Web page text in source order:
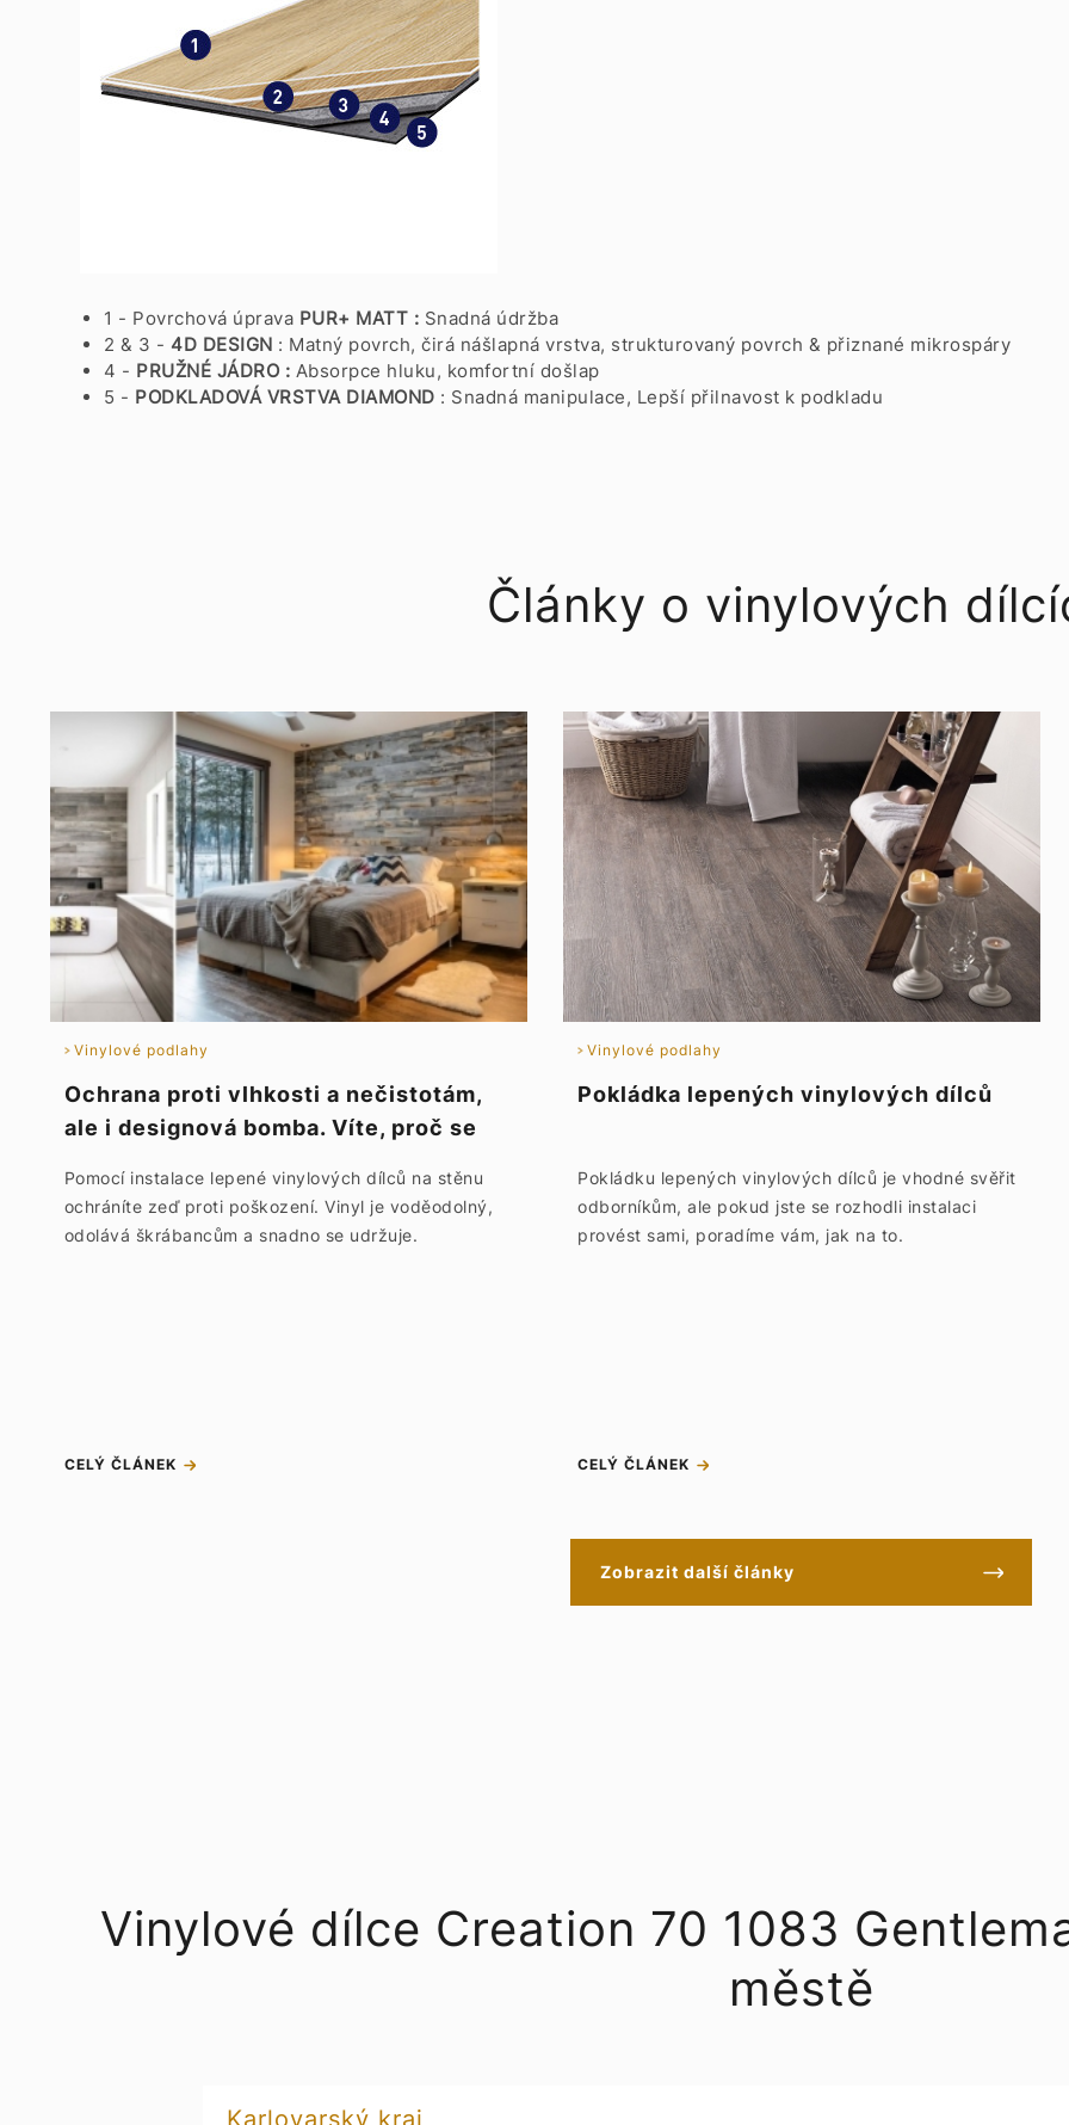
1 - Povrchová úprava PUR+ MATT : Snadná údržba
2 & 3 - 4D DESIGN : Matný povrch, čirá nášlapná vrstva, strukturovaný povrch & přiznané mikrospáry
4 - PRUŽNÉ JÁDRO : Absorpce hluku, komfortní došlap
5 - PODKLADOVÁ VRSTVA DIAMOND : Snadná manipulace, Lepší přilnavost k podkladu
Články o vinylových
Vinylové podlahy
Ochrana proti vlhkosti a nečistotám,
ale i designová bomba. Víte, proč se
Pomocí instalace lepené vinylových dílců na stěnu
ochráníte zeď proti poškození. Vinyl je voděodolný,
odolává škrábancům a snadno se udržuje.
CELÝ ČLÁNEK
Vinylové podlahy
Pokládka lepených vinylových dílců
Pokládku lepených vinylových dílců je vhodné svěřit
odborníkům, ale pokud jste se rozhodli instalaci
provést sami, poradíme vám, jak na to.
CELÝ ČLÁNEK
Zobrazit další články
Vinylové dílce Creation 70 1083
městě
Karlovarský kraj